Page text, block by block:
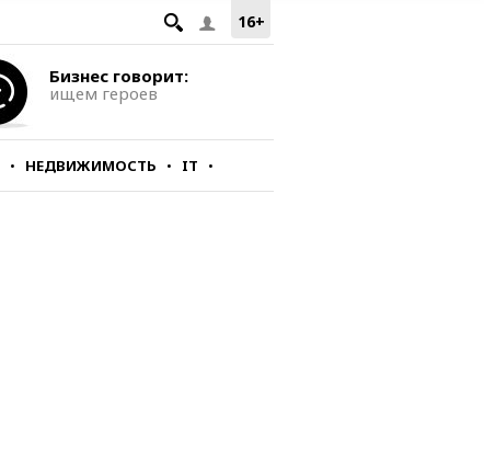
16+
Бизнес говорит:
ищем героев
НЕДВИЖИМОСТЬ IT